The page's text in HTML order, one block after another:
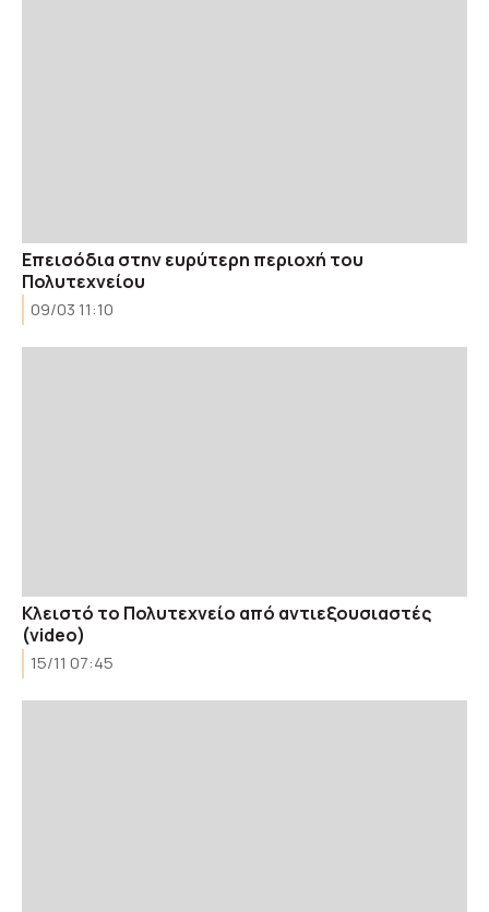
Επεισόδια στην ευρύτερη περιοχή του
Πολυτεχνείου
09/03 11:10
Κλειστό το Πολυτεχνείο από αντιεξουσιαστές
(video)
15/11 07:45